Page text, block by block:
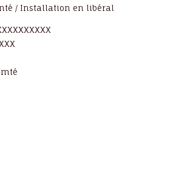
/ Installation en libéral